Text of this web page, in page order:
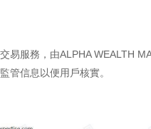
易服務，由ALPHA WEALTH
管信息以便用戶核實。